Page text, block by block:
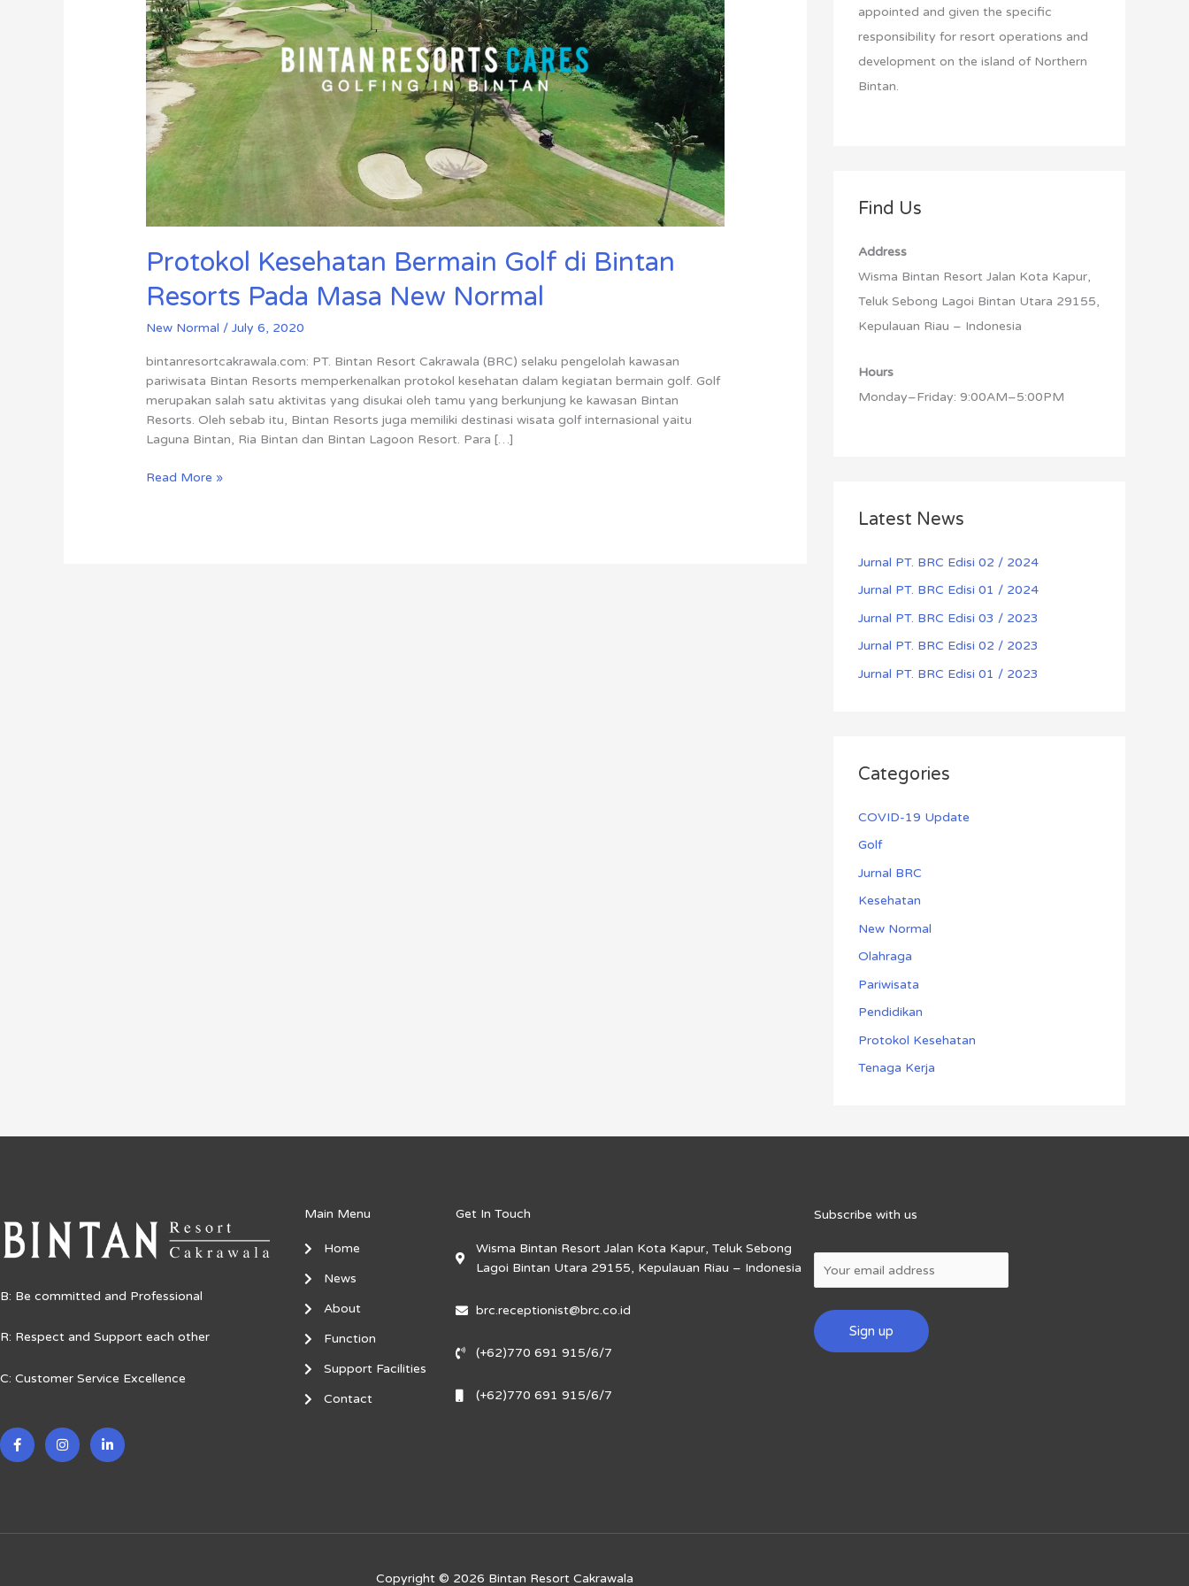
Protokol Kesehatan Bermain Golf di Bintan
Resorts Pada Masa New Normal
New Normal /July 6, 2020
bintanresortcakrawala.com: PT. Bintan Resort Cakrawala (BRC) selaku pengelolah kawasan
pariwisata Bintan Resorts memperkenalkan protokol kesehatan dalam kegiatan bermain golf. Golf
merupakan salah satu aktivitas yang disukai oleh tamu yang berkunjung ke kawasan Bintan
Resorts. Oleh sebab itu, Bintan Resorts juga memiliki destinasi wisata golf internasional yaitu
Laguna Bintan, Ria Bintan dan Bintan Lagoon Resort. Para […]
Bintan
Resorts
Pada
Masa
New
Normal
Read More »
:appointed and given the specific
responsibility for resort operations and
development on the island of Northern
Bintan.
Find Us
Address
Wisma Bintan Resort Jalan Kota Kapur,
Teluk Sebong Lagoi Bintan Utara 29155,
Kepulauan Riau – Indonesia
Hours
Monday–Friday: 9:00AM–5:00PM
Latest News
Jurnal PT. BRC Edisi 02 / 2024
Jurnal PT. BRC Edisi 01 / 2024
Jurnal PT. BRC Edisi 03 / 2023
Jurnal PT. BRC Edisi 02 / 2023
Jurnal PT. BRC Edisi 01 / 2023
Categories
COVID-19 Update
Golf
Jurnal BRC
Kesehatan
New Normal
Olahraga
Pariwisata
Pendidikan
Protokol Kesehatan
Tenaga Kerja
B: Be committed and Professional
R: Respect and Support each other
C: Customer Service Excellence
F
a
c
-
I
n
s
m
L
i
n
-
Main Menu
Home
News
About
Function
Support Facilities
Contact
Get In Touch
Wisma Bintan Resort Jalan Kota Kapur, Teluk Sebong
Lagoi Bintan Utara 29155, Kepulauan Riau – Indonesia
brc.receptionist@brc.co.id
(+62)770 691 915/6/7
(+62)770 691 915/6/7
Subscribe with us
Copyright © 2026 Bintan Resort Cakrawala